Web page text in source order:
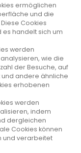
ermöglichen
und die
Cookies
es handelt sich um
werden
wie die
der Besuche, auf
andere ähnliche
erhobenen
werden
indem
dergleichen
Cookies können
und verarbeitet